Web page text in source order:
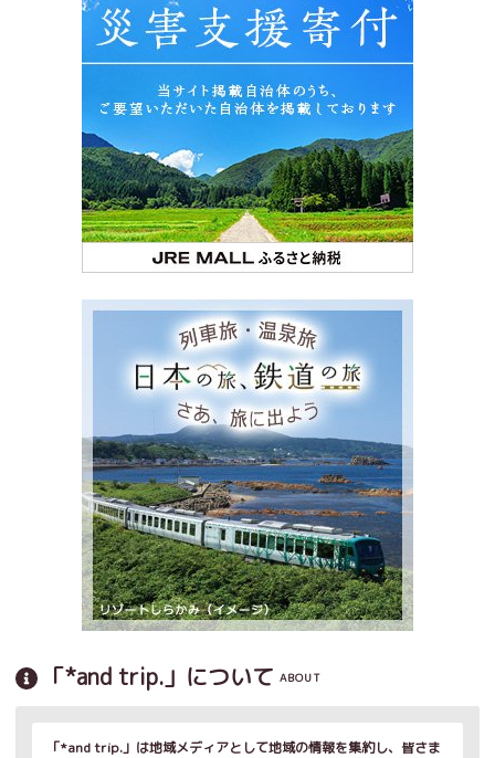
「*and trip.」について ABOUT
「*and trip.」は地域メディアとして地域の情報を集約し、皆さま